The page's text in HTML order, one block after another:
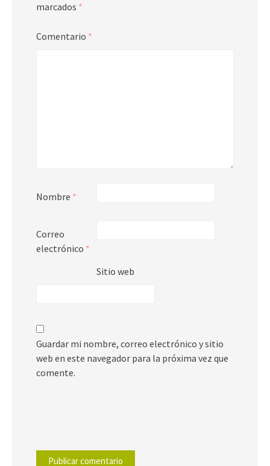
marcados *
Comentario *
Nombre *
Correo
electrónico *
Sitio web
Guardar mi nombre, correo electrónico y sitio
web en este navegador para la próxima vez que
comente.